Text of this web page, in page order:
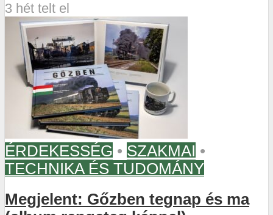
3 hét telt el
ÉRDEKESSÉG • SZAKMAI •
TECHNIKA ÉS TUDOMÁNY
Megjelent: Gőzben tegnap és ma